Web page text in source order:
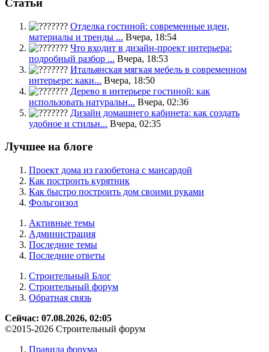
Статьи
Отделка гостиной: современные идеи,
материалы и тренды ... Вчера, 18:54
Что входит в дизайн-проект интерьера:
подробный разбор ... Вчера, 18:53
Итальянская мягкая мебель в современном
интерьере: каки... Вчера, 18:50
Дерево в интерьере гостиной: как
использовать натуральн... Вчера, 02:36
Дизайн домашнего кабинета: как создать
удобное и стильн... Вчера, 02:35
Лучшее на блоге
Проект дома из газобетона с мансардой
Как построить курятник
Как быстро построить дом своими руками
Фольгоизол
Активные темы
Администрация
Последние темы
Последние ответы
Строительный Блог
Строительный форум
Обратная связь
Сейчас: 07.08.2026, 02:05
©2015-2026 Строительный форум
Правила форума